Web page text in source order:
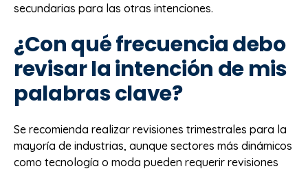
secundarias para las otras intenciones.
¿Con qué frecuencia debo
revisar la intención de mis
palabras clave?
Se recomienda realizar revisiones trimestrales para la
mayoría de industrias, aunque sectores más dinámicos
como tecnología o moda pueden requerir revisiones